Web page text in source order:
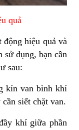
quả
hiệu quả và
sử dụng, bạn cần
sau:
kín van bình khí
siết chặt van.
khí giữa phần